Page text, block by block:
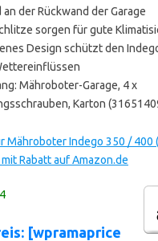
der Rückwand der Garage
sorgen für gute
Design schützt den
Mähroboter-Garage, 4 x
Karton
Mähroboter Indego 350 / 400
Rabatt auf Amazon.de
[wpramaprice